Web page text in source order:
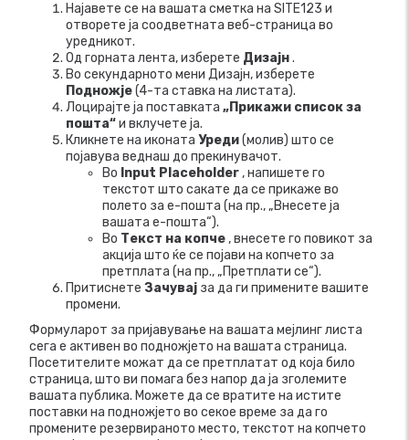
Најавете се на вашата сметка на SITE123 и
отворете ја соодветната веб-страница во
уредникот.
Од горната лента, изберете Дизајн.
Во секундарното мени Дизајн, изберете
Подножје(4-та ставка на листата).
Лоцирајте ја поставката „Прикажи список за
пошта“и вклучете ја.
Кликнете на иконата Уреди(молив) што се
појавува веднаш до прекинувачот.
Во Input Placeholder , напишете го
текстот што сакате да се прикаже во
полето за е-пошта (на пр., „Внесете ја
вашата е-пошта“).
Во Текст на копче , внесете го повикот за
акција што ќе се појави на копчето за
претплата (на пр., „Претплати се“).
Притиснете Зачувај за да ги примените вашите
промени.
Формуларот за пријавување на вашата мејлинг листа
сега е активен во подножјето на вашата страница.
Посетителите можат да се претплатат од која било
страница, што ви помага без напор да ја зголемите
вашата публика. Можете да се вратите на истите
поставки на подножјето во секое време за да го
промените резервираното место, текстот на копчето